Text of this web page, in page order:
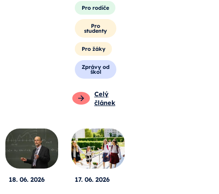
Pro rodiče
Pro
studenty
Pro žáky
Zprávy od
škol
Celý
článek
18. 06. 2026 17. 06. 2026